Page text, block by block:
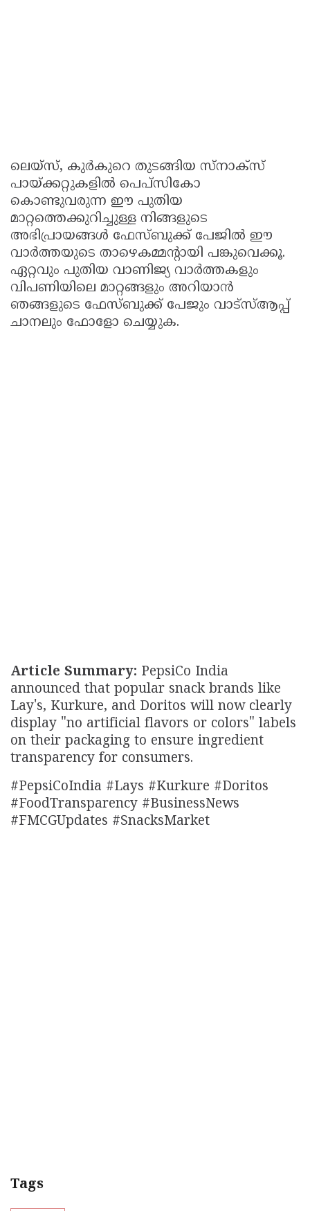
ലെയ്സ്, കുർകുറെ തുടങ്ങിയ സ്നാക്സ്
പായ്ക്കറ്റുകളിൽ പെപ്സികോ
കൊണ്ടുവരുന്ന ഈ പുതിയ
മാറ്റത്തെക്കുറിച്ചുള്ള നിങ്ങളുടെ
അഭിപ്രായങ്ങൾ ഫേസ്ബുക്ക് പേജില്‍ ഈ
വാര്‍ത്തയുടെ താഴെകമ്മന്‍റായി പങ്കുവെക്കൂ.
ഏറ്റവും പുതിയ വാണിജ്യ വാർത്തകളും
വിപണിയിലെ മാറ്റങ്ങളും അറിയാൻ
ഞങ്ങളുടെ ഫേസ്ബുക്ക് പേജും വാട്സ്ആപ്പ്
ചാനലും ഫോളോ ചെയ്യുക.
Article Summary: PepsiCo India
announced that popular snack brands like
Lay's, Kurkure, and Doritos will now clearly
display "no artificial flavors or colors" labels
on their packaging to ensure ingredient
transparency for consumers.
#PepsiCoIndia #Lays #Kurkure #Doritos
#FoodTransparency #BusinessNews
#FMCGUpdates #SnacksMarket
Tags